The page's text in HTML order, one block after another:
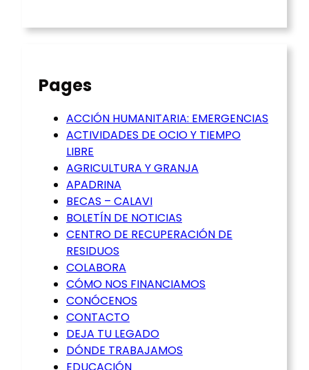
Pages
ACCIÓN HUMANITARIA: EMERGENCIAS
ACTIVIDADES DE OCIO Y TIEMPO
LIBRE
AGRICULTURA Y GRANJA
APADRINA
BECAS – CALAVI
BOLETÍN DE NOTICIAS
CENTRO DE RECUPERACIÓN DE
RESIDUOS
COLABORA
CÓMO NOS FINANCIAMOS
CONÓCENOS
CONTACTO
DEJA TU LEGADO
DÓNDE TRABAJAMOS
EDUCACIÓN